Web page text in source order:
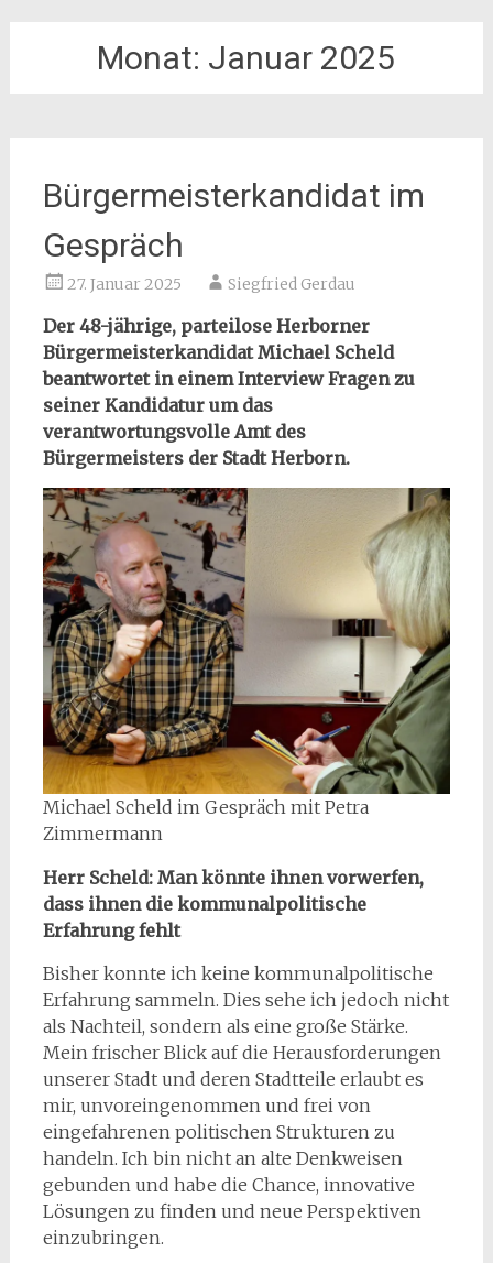
Monat: Januar 2025
Bürgermeisterkandidat im
Gespräch
27. Januar 2025 Siegfried Gerdau
Der 48-jährige, parteilose Herborner
Bürgermeisterkandidat Michael Scheld
beantwortet in einem Interview Fragen zu
seiner Kandidatur um das
verantwortungsvolle Amt des
Bürgermeisters der Stadt Herborn.
Michael Scheld im Gespräch mit Petra
Zimmermann
Herr Scheld: Man könnte ihnen vorwerfen,
dass ihnen die kommunalpolitische
Erfahrung fehlt
Bisher konnte ich keine kommunalpolitische
Erfahrung sammeln. Dies sehe ich jedoch nicht
als Nachteil, sondern als eine große Stärke.
Mein frischer Blick auf die Herausforderungen
unserer Stadt und deren Stadtteile erlaubt es
mir, unvoreingenommen und frei von
eingefahrenen politischen Strukturen zu
handeln. Ich bin nicht an alte Denkweisen
gebunden und habe die Chance, innovative
Lösungen zu finden und neue Perspektiven
einzubringen.